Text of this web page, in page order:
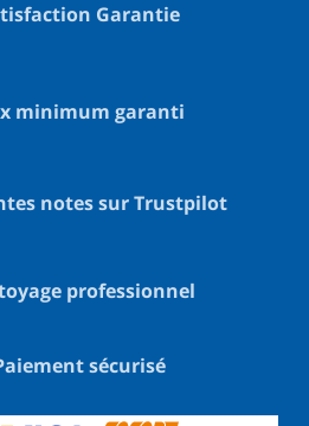
Garantie
minimum garanti
notes sur Trustpilot
professionnel
sécurisé